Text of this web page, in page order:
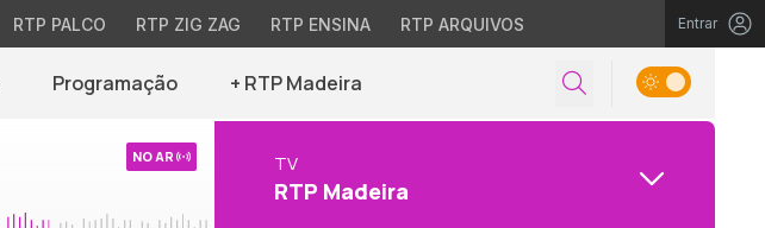
RTP PALCO RTP ZIG ZAG RTP ENSINA RTP ARQUIVOS Entrar
Programação + RTP Madeira
NO AR TV
RTP Madeira